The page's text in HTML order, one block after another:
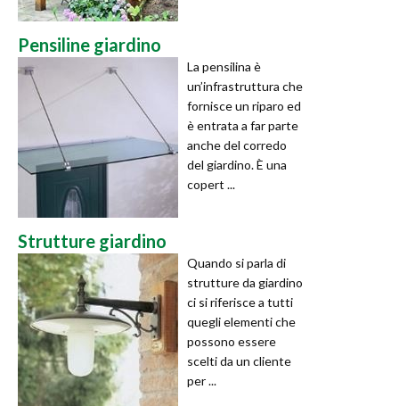
Pensiline giardino
La pensilina è
un’infrastruttura che
fornisce un riparo ed
è entrata a far parte
anche del corredo
del giardino. È una
copert ...
Strutture giardino
Quando si parla di
strutture da giardino
ci si riferisce a tutti
quegli elementi che
possono essere
scelti da un cliente
per ...